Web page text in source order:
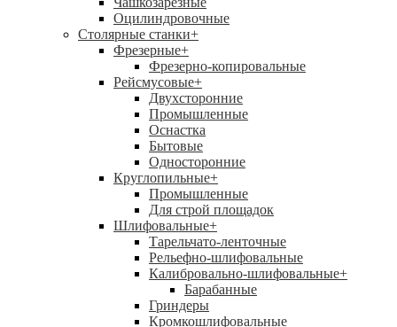
Оцилиндровочные
Столярные станки+
Фрезерные+
Фрезерно-копировальные
Рейсмусовые+
Двухсторонние
Промышленные
Оснастка
Бытовые
Односторонние
Круглопильные+
Промышленные
Для строй площадок
Шлифовальные+
Тарельчато-ленточные
Рельефно-шлифовальные
Калибровально-шлифовальные+
Барабанные
Гриндеры
Кромкошлифовальные